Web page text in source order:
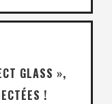
GLASS »,
!